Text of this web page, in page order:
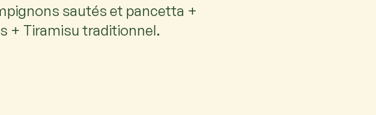
sautés et pancetta +
+ Tiramisu traditionnel.